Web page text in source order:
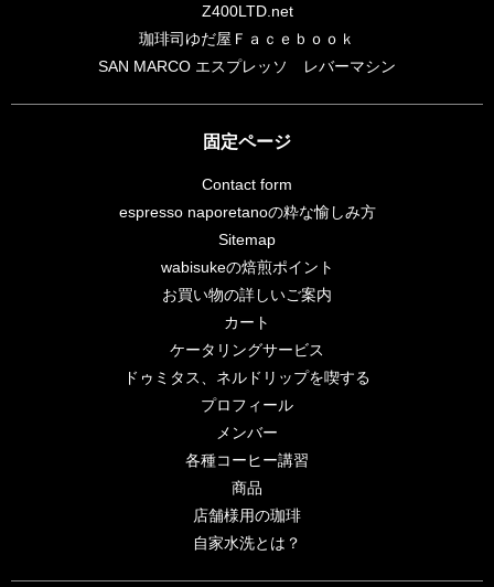
Z400LTD.net
珈琲司ゆだ屋Ｆａｃｅｂｏｏｋ
SAN MARCO エスプレッソ レバーマシン
固定ページ
Contact form
espresso naporetanoの粋な愉しみ方
Sitemap
wabisukeの焙煎ポイント
お買い物の詳しいご案内
カート
ケータリングサービス
ドゥミタス、ネルドリップを喫する
プロフィール
メンバー
各種コーヒー講習
商品
店舗様用の珈琲
自家水洗とは？